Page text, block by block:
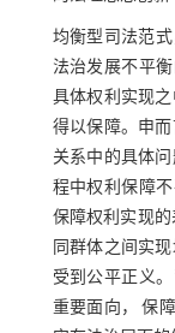
均衡型司法范
法治发展不平
具体权利实现
得以保障。申
关系中的具体
程中权利保障
保障权利实现
同群体之间实
受到公平正义
重要面向， 保